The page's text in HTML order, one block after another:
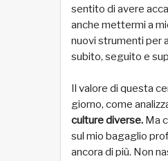
sentito di avere
anche mettermi a
nuovi strumenti per
subito, seguito e
Il valore di questa
giorno, come
culture diverse. Ma
sul mio bagaglio
ancora di più. Non